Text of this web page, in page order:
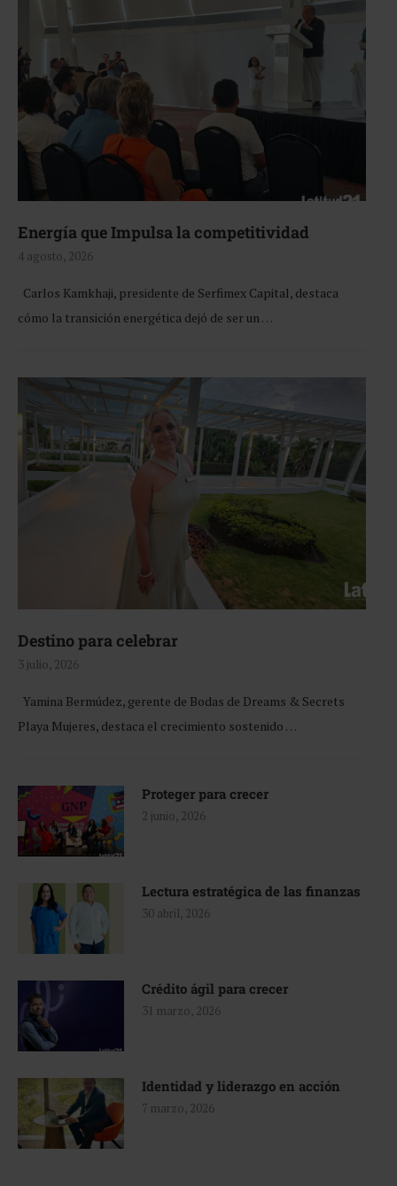
Energía que Impulsa la competitividad
4 agosto, 2026
Carlos Kamkhaji, presidente de Serfimex Capital, destaca
cómo la transición energética dejó de ser un …
Destino para celebrar
3 julio, 2026
Yamina Bermúdez, gerente de Bodas de Dreams & Secrets
Playa Mujeres, destaca el crecimiento sostenido …
Proteger para crecer
2 junio, 2026
Lectura estratégica de las finanzas
30 abril, 2026
Crédito ágil para crecer
31 marzo, 2026
Identidad y liderazgo en acción
7 marzo, 2026